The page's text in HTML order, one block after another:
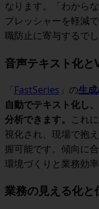
なります。「わから
プレッシャーを軽減
職防止に寄与するでし
音声テキスト化と
「FastSeries 」の生
自動でテキスト化し、
分析できます。 これに
視化され、現場で抱
握可能です。 傾向に
環境づくりと業務効
業務の見える化と